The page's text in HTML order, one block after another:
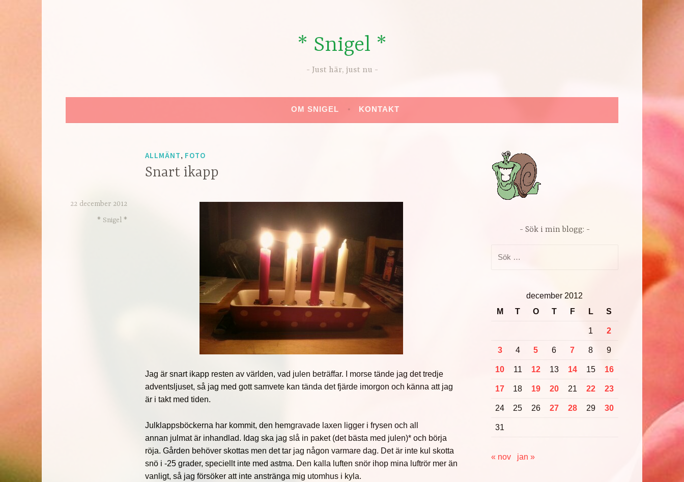
* Snigel *
Just här, just nu
OM SNIGEL KONTAKT
ALLMÄNT, FOTO
Snart ikapp
22 december 2012
* Snigel *
Jag är snart ikapp resten av världen, vad julen beträffar. I morse tände jag det tredje
adventsljuset, så jag med gott samvete kan tända det fjärde imorgon och känna att jag
är i takt med tiden.
Julklappsböckerna har kommit, den hemgravade laxen ligger i frysen och all
annan julmat är inhandlad. Idag ska jag slå in paket (det bästa med julen)* och börja
röja. Gården behöver skottas men det tar jag någon varmare dag. Det är inte kul skotta
snö i -25 grader, speciellt inte med astma. Den kalla luften snör ihop mina luftrör mer än
vanligt, så jag försöker att inte anstränga mig utomhus i kyla.
Sök i min blogg:
december 2012
M
T O T F L S
1 2
3 4 5 6 7 8 9
10 11 12 13 14 15 16
17 18 19 20 21 22 23
24 25 26 27 28 29 30
31
« nov jan »